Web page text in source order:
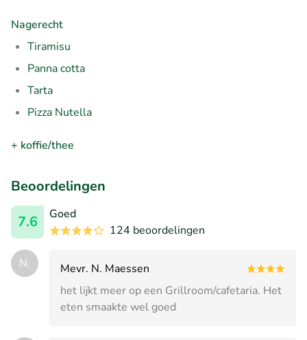
Nagerecht
Tiramisu
Panna cotta
Tarta
Pizza Nutella
+ koffie/thee
Beoordelingen
7.6
Goed
124 beoordelingen
N.
Mevr. N. Maessen
het lijkt meer op een Grillroom/cafetaria. Het
eten smaakte wel goed